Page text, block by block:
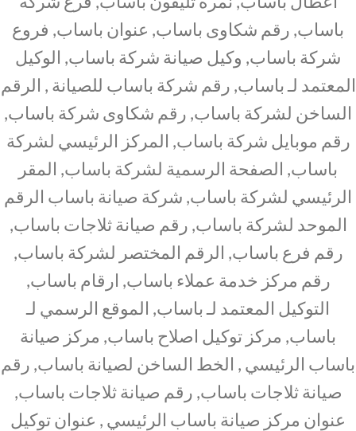
باساب, رقم شكاوى باساب, عنوان باساب, فروع
شركة باساب, وكيل صيانة شركة باساب, الوكيل
المعتمد لـ باساب, رقم شركة باساب للصيانة , الرقم
الساخن لشركة باساب, رقم شكاوى شركة باساب,
رقم موبايل شركة باساب, المركز الرئيسي لشركة
باساب, الصفحة الرسمية لشركة باساب, المقر
الرئيسي لشركة باساب, شركة صيانة باساب الرقم
الموحد لشركة باساب, رقم صيانة ثلاجات باساب,
رقم فرع باساب, الرقم المختصر لشركة باساب,
رقم مركز خدمة عملاء باساب, ارقام باساب,
التوكيل المعتمد لـ باساب, الموقع الرسمي لـ
باساب, مركز توكيل اصلاح باساب, مركز صيانة
باساب الرئيسي , الخط الساخن لصيانة باساب, رقم
صيانة ثلاجات باساب, رقم صيانة ثلاجات باساب,
عنوان مركز صيانة باساب الرئيسي , عنوان توكيل